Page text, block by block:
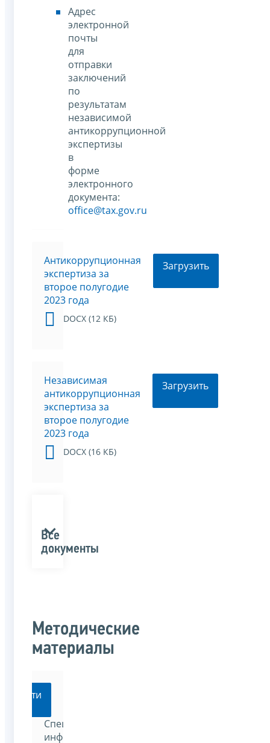
Адрес
электронной
почты
для
отправки
заключений
по
результатам
независимой
антикоррупционной
экспертизы
в
форме
электронного
документа:
office@tax.gov.ru
Антикоррупционная
экспертиза за
второе полугодие
2023 года
DOCX (12 КБ)
Загрузить
Независимая
антикоррупционная
экспертиза за
второе полугодие
2023 года
DOCX (16 КБ)
Загрузить
Все
документы
Методические
материалы
Перейти
Специализированный
информационно-